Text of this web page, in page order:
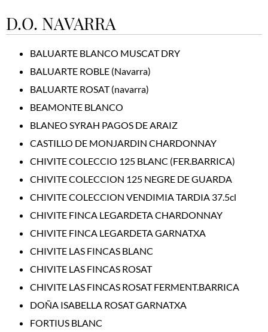
D.O. NAVARRA
BALUARTE BLANCO MUSCAT DRY
BALUARTE ROBLE (Navarra)
BALUARTE ROSAT (navarra)
BEAMONTE BLANCO
BLANEO SYRAH PAGOS DE ARAIZ
CASTILLO DE MONJARDIN CHARDONNAY
CHIVITE COLECCIO 125 BLANC (FER.BARRICA)
CHIVITE COLECCION 125 NEGRE DE GUARDA
CHIVITE COLECCION VENDIMIA TARDIA 37.5cl
CHIVITE FINCA LEGARDETA CHARDONNAY
CHIVITE FINCA LEGARDETA GARNATXA
CHIVITE LAS FINCAS BLANC
CHIVITE LAS FINCAS ROSAT
CHIVITE LAS FINCAS ROSAT FERMENT.BARRICA
DOÑA ISABELLA ROSAT GARNATXA
FORTIUS BLANC